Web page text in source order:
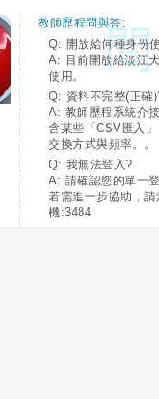
教師歷程問與答:
Q: 開放給何種身份
A: 目前開放給淡江
使用。
Q: 資料不完整(正確
A: 教師歷程系統介
含某些「CSV匯入
交換方式與頻率。。
Q: 我無法登入?
A: 請確認您的單一
若需進一步協助，
機:3484